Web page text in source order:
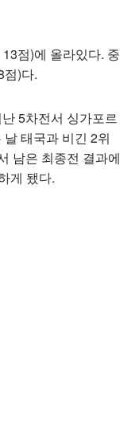
점)에 올라있다. 중
점)다.
5차전서 싱가포르
태국과 비긴 2위
남은 최종전 결과에
게 됐다.